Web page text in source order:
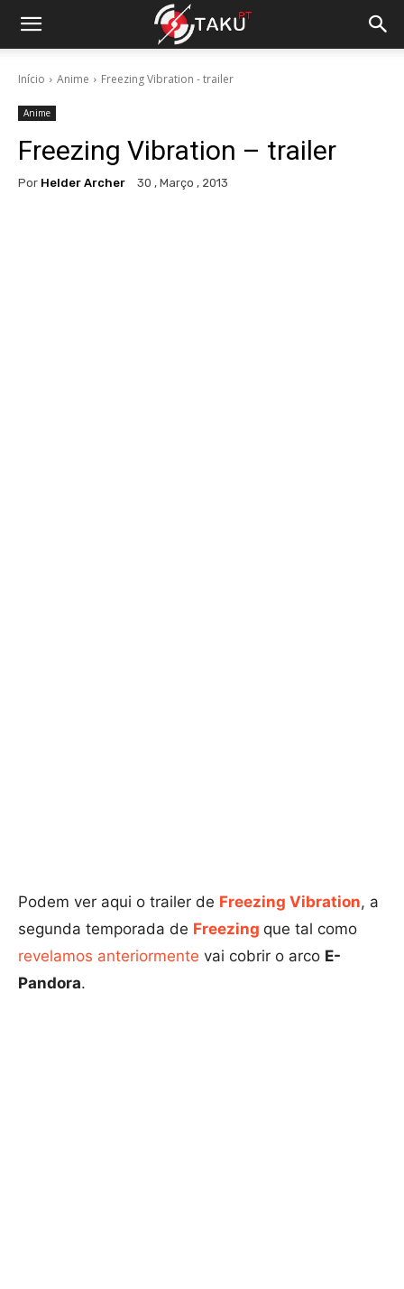
Início Anime Freezing Vibration - trailer
Anime
Freezing Vibration – trailer
Por Helder Archer 30 , Março , 2013
Podem ver aqui o trailer de Freezing Vibration, a
segunda temporada de Freezing que tal como
revelamos anteriormente vai cobrir o arco E-
Pandora.